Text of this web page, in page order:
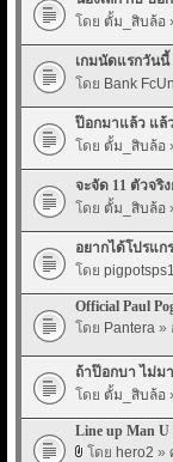
โดย ตั้ม_สิบล้อ
เกมนัดแรกวันนี้
โดย Bank
ป๊อกมาแล้ว แล้
โดย ตั้ม_สิบล้อ
จะจัด 11 ตัวจริง
โดย ตั้ม_สิบล้อ
อยากได้โปรแก
โดย
Official Paul
โดย Pantera »
ถ้าป๊อกบา ไม่ม
โดย ตั้ม_สิบล้อ
Line up Man
โดย hero2 »